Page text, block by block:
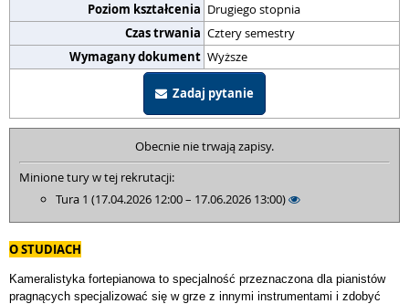
Poziom kształcenia Drugiego stopnia
Czas trwania Cztery semestry
Wymagany dokument Wyższe
Zadaj pytanie
Obecnie nie trwają zapisy.
Minione tury w tej rekrutacji:
Tura 1 (17.04.2026 12:00 – 17.06.2026 13:00)
O STUDIACH
Kameralistyka fortepianowa to specjalność przeznaczona dla pianistów
pragnących specjalizować się w grze z innymi instrumentami i zdobyć